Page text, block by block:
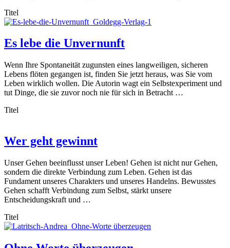
Titel
Es lebe die Unvernunft
Wenn Ihre Spontaneität zugunsten eines langweiligen, sicheren
Lebens flöten gegangen ist, finden Sie jetzt heraus, was Sie vom
Leben wirklich wollen. Die Autorin wagt ein Selbstexperiment und
tut Dinge, die sie zuvor noch nie für sich in Betracht …
Titel
Wer geht gewinnt
Unser Gehen beeinflusst unser Leben! Gehen ist nicht nur Gehen,
sondern die direkte Verbindung zum Leben. Gehen ist das
Fundament unseres Charakters und unseres Handelns. Bewusstes
Gehen schafft Verbindung zum Selbst, stärkt unsere
Entscheidungskraft und …
Titel